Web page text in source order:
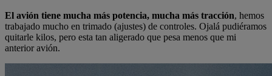
El avión tiene mucha más potencia, mucha más tracción, hemos
trabajado mucho en trimado (ajustes) de controles. Ojalá pudiéramos
quitarle kilos, pero esta tan aligerado que pesa menos que mi
anterior avión.